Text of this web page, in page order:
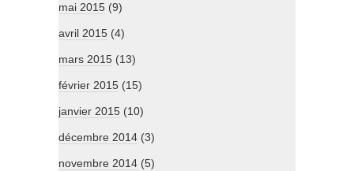
mai 2015 (9)
avril 2015 (4)
mars 2015 (13)
février 2015 (15)
janvier 2015 (10)
décembre 2014 (3)
novembre 2014 (5)